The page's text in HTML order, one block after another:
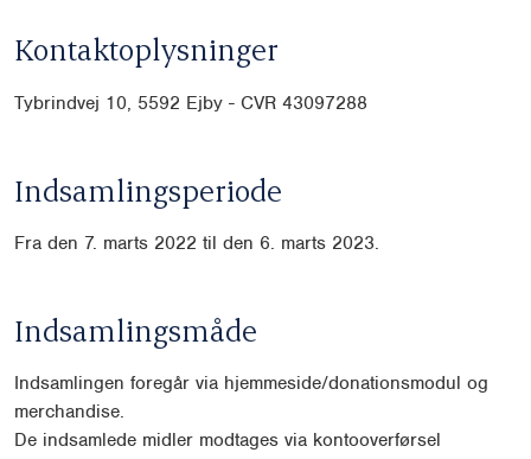
Kontaktoplysninger
Tybrindvej 10, 5592 Ejby - CVR 43097288
Indsamlingsperiode
Fra den 7. marts 2022 til den 6. marts 2023.
Indsamlingsmåde
Indsamlingen foregår via hjemmeside/donationsmodul og
merchandise.
De indsamlede midler modtages via kontooverførsel